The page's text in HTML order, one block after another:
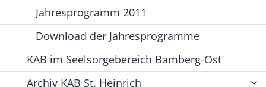
Jahresprogramm 2011
Download der Jahresprogramme
KAB im Seelsorgebereich Bamberg-Ost
Archiv KAB St. Heinrich